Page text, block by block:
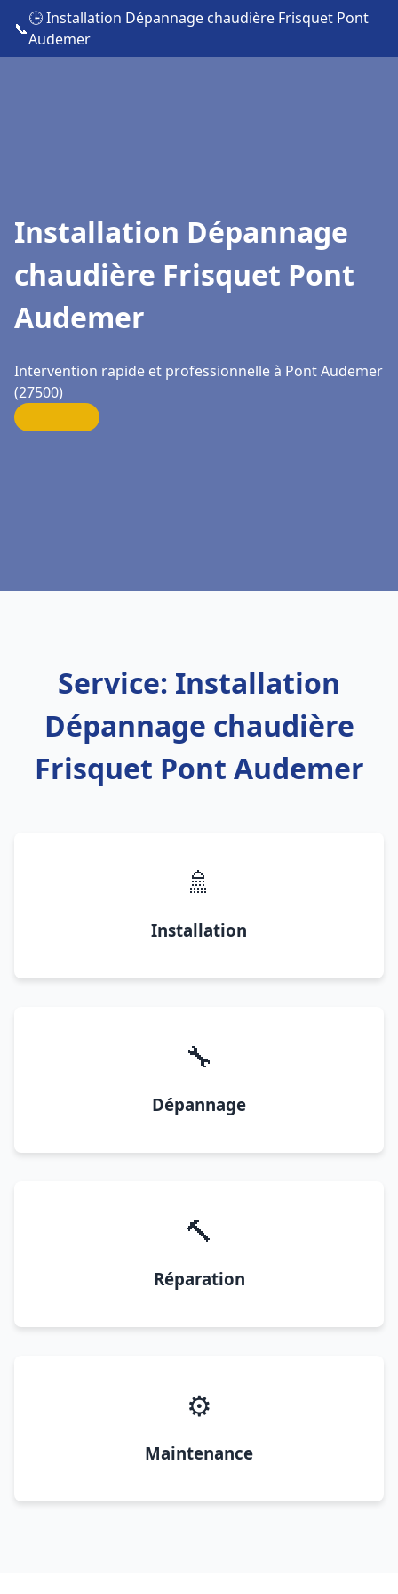
📞
🕒 Installation Dépannage chaudière Frisquet Pont
Audemer
Installation Dépannage
chaudière Frisquet Pont
Audemer
Intervention rapide et professionnelle à Pont Audemer
(27500)
Service: Installation
Dépannage chaudière
Frisquet Pont Audemer
🚿
Installation
🔧
Dépannage
🔨
Réparation
⚙️
Maintenance